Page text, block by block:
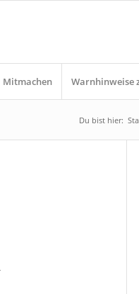
Mitmachen Warnhinweise
Du bist hier: